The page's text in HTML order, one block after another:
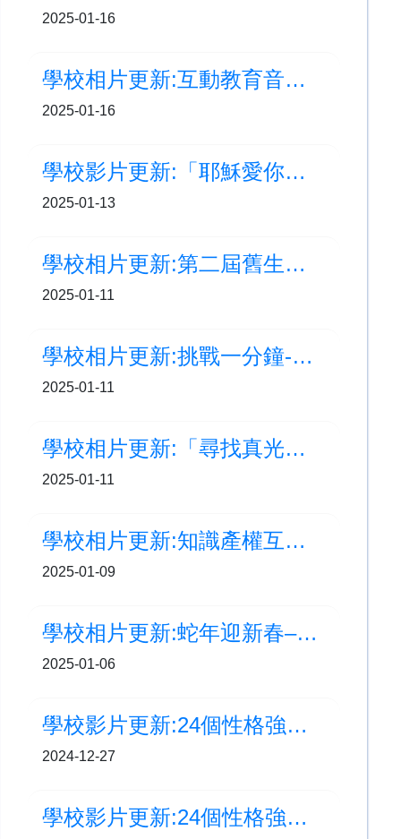
2025-01-16
學校相片更新:互動教育音樂劇
2025-01-16
學校影片更新:「耶穌愛你」 福音頻道
2025-01-13
學校相片更新:第二屆舊生重聚日
2025-01-11
學校相片更新:挑戰一分鐘-拍乒乓球
2025-01-11
學校相片更新:「尋找真光」福音周
2025-01-11
學校相片更新:知識產權互動劇場
2025-01-09
學校相片更新:蛇年迎新春–福字拓印活動
2025-01-06
學校影片更新:24個性格強項 - 喜愛學習
2024-12-27
學校影片更新:24個性格強項 - 創造力